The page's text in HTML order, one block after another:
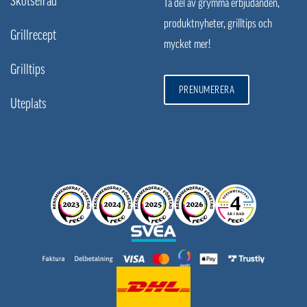
Grillrecept
Grilltips
Uteplats
produktnyheter, grilltips och
mycket mer!
PRENUMERERA